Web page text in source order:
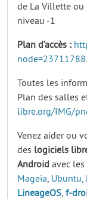
de La Villette ou
niveau -1
Plan d’accès :
Toutes les
Plan des salles
libre.org/IMG/
Venez aider ou
des logiciels
Android avec
Mageia, Ubuntu,
LineageOS, f-